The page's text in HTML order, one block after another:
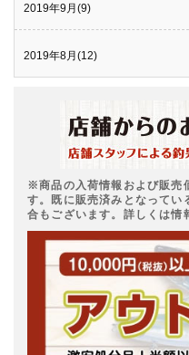
2019年9月(9)
2019年8月(12)
※商品の入荷情報および販売
す。既に販売済みとなってい
合もございます。詳しくは情